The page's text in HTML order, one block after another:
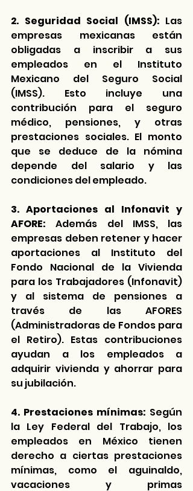
2. Seguridad Social (IMSS): Las
empresas mexicanas están
obligadas a inscribir a sus
empleados en el Instituto
Mexicano del Seguro Social
(IMSS). Esto incluye una
contribución para el seguro
médico, pensiones, y otras
prestaciones sociales. El monto
que se deduce de la nómina
depende del salario y las
condiciones del empleado.
3. Aportaciones al Infonavit y
AFORE: Además del IMSS, las
empresas deben retener y hacer
aportaciones al Instituto del
Fondo Nacional de la Vivienda
para los Trabajadores (Infonavit)
y al sistema de pensiones a
través de las AFORES
(Administradoras de Fondos para
el Retiro). Estas contribuciones
ayudan a los empleados a
adquirir vivienda y ahorrar para
su jubilación.
4. Prestaciones mínimas: Según
la Ley Federal del Trabajo, los
empleados en México tienen
derecho a ciertas prestaciones
mínimas, como el aguinaldo,
vacaciones y primas